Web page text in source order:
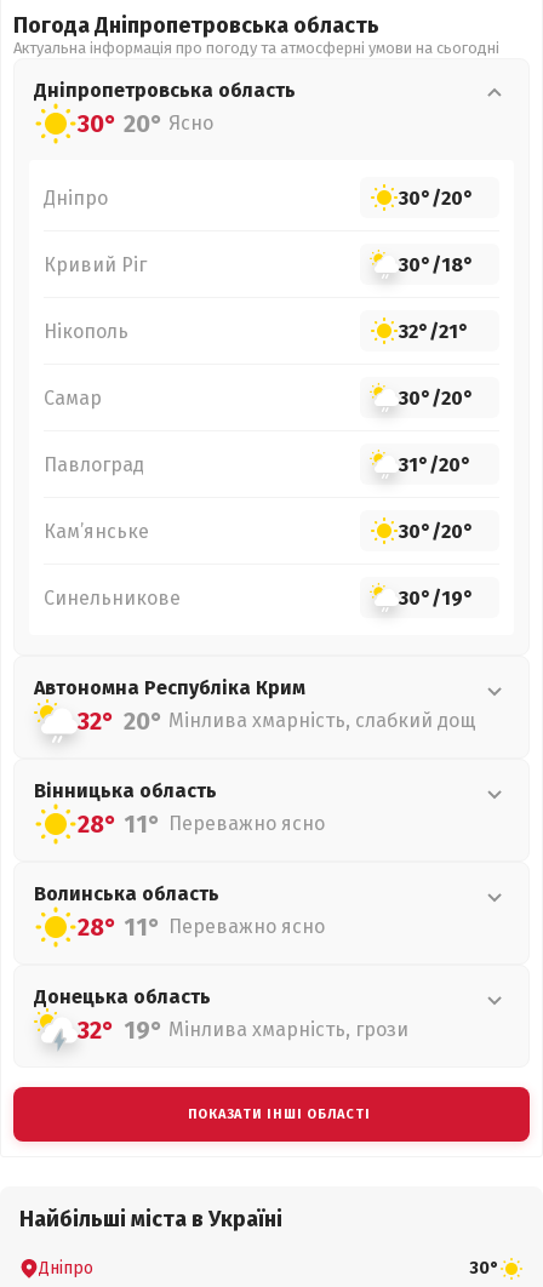
Погода Дніпропетровська область
Актуальна інформація про погоду та атмосферні умови на сьогодні
Дніпропетровська область
30° 20° Ясно
Дніпро 30°/20°
Кривий Ріг 30°/18°
Нікополь 32°/21°
Самар 30°/20°
Павлоград 31°/20°
Кам’янське 30°/20°
Синельникове 30°/19°
Автономна Республіка Крим
32° 20° Мінлива хмарність, слабкий дощ
Вінницька область
28° 11° Переважно ясно
Волинська область
28° 11° Переважно ясно
Донецька область
32° 19° Мінлива хмарність, грози
ПОКАЗАТИ ІНШІ ОБЛАСТІ
Найбільші міста в Україні
Дніпро 30°